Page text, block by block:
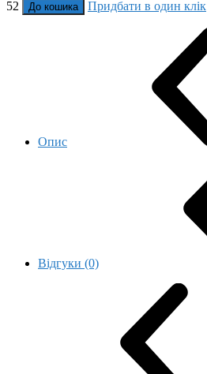
52 До кошика Придбати в один клік
Опис
Відгуки (0)